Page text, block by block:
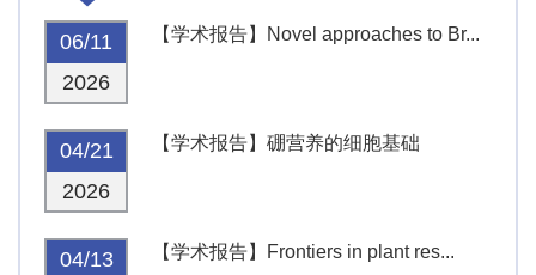
06/11
2026
【学术报告】Novel approaches to Br...
04/21
2026
【学术报告】硼营养的细胞基础
04/13
【学术报告】Frontiers in plant res...